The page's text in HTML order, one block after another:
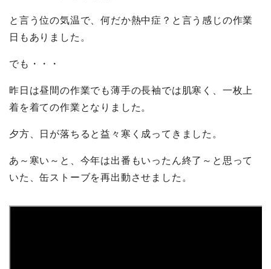
と言う位の気温で、何だか熱中症？と言う感じの作業
日もありました。
でも・・・
昨日は昼間の作業でも薄手の長袖では肌寒く、一枚上
着を着ての作業となりました。
夕方、日が落ちると益々寒く成ってきました。
あ～寒い～と、今年は出番もいったん終了～と思って
いた、缶ストーブを再出動させました。